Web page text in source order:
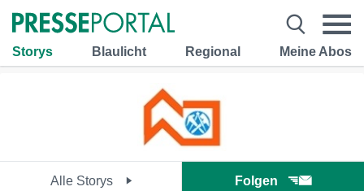
Storys Blaulicht Regional Meine Abos
Alle Storys Folgen